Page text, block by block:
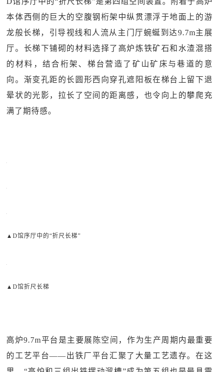
本体西侧的巨大的空腹钢桁架中纵贯漂浮于地面上的游
龙般长梯，引导视线和人流从主门厅蜿蜒到达9.7m主展
厅。长梯下铺砌的材料选择了高炉炼铁矿石和水渣混搭
的材料，结合桁架、梯台营造了矿山矿床与巷道的意
向。渐变孔距的长圆形西向穿孔遮阳板在梯台上留下退
晕状的光影，拉长了空间的距离感，也令向上的攀爬充
满了期待感。
▲D馆序厅中的“折尺长梯”
▲D馆折尺长梯
高炉9.7m平台是主要展陈空间，作为生产周期内最重要
的工艺平台——出铁厂平台汇聚了大量工艺遗存。在这